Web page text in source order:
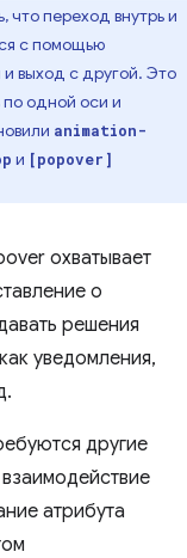
что переход внутрь и
с помощью
выход с другой. Это
одной оси и
animation-
и [popover]
охватывает
о
решения
уведомления,
другие
атрибута